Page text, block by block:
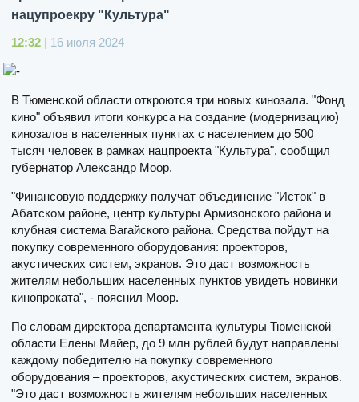
нацупроекру "Культура"
12:32 | 16 июля 2024
В Тюменской области откроются три новых кинозала. "Фонд
кино" объявил итоги конкурса на создание (модернизацию)
кинозалов в населенных пунктах с населением до 500
тысяч человек в рамках нацпроекта "Культура", сообщил
губернатор Александр Моор.
"Финансовую поддержку получат объединение "Исток" в
Абатском районе, центр культуры Армизонского района и
клубная система Вагайского района. Средства пойдут на
покупку современного оборудования: проекторов,
акустических систем, экранов. Это даст возможность
жителям небольших населенных пунктов увидеть новинки
кинопроката", - пояснил Моор.
По словам директора департамента культуры Тюменской
области Елены Майер, до 9 млн рублей будут направлены
каждому победителю на покупку современного
оборудования – проекторов, акустических систем, экранов.
"Это даст возможность жителям небольших населенных